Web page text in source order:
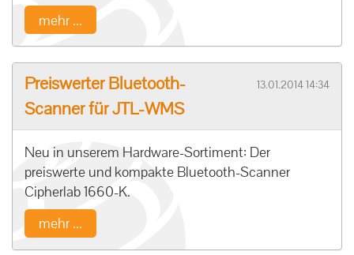
mehr ...
Preiswerter Bluetooth-
Scanner für JTL-WMS
13.01.2014 14:34
Neu in unserem Hardware-Sortiment: Der
preiswerte und kompakte Bluetooth-Scanner
Cipherlab 1660-K.
mehr ...